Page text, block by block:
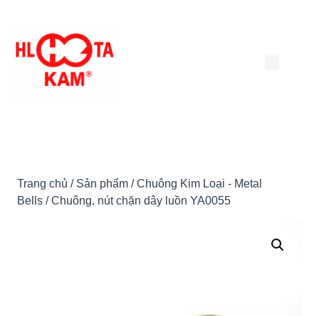
đến
Trang chủ / Sản phẩm /Chuông Kim Loại - Metal
Bells / Chuông, nút chặn dây luồn YA0055